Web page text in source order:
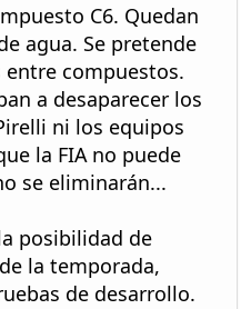
C6. Quedan
agua. Se pretende
compuestos.
a desaparecer los
ni los equipos
la FIA no puede
se eliminarán...
posibilidad de
la temporada,
de desarrollo.